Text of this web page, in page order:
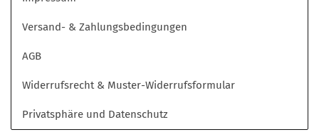
Versand- & Zahlungsbedingungen
AGB
Widerrufsrecht & Muster-Widerrufsformular
Privatsphäre und Datenschutz